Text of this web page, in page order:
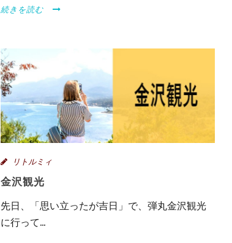
続きを読む
リトルミィ
金沢観光
先日、「思い立ったが吉日」で、弾丸金沢観光
に行って...